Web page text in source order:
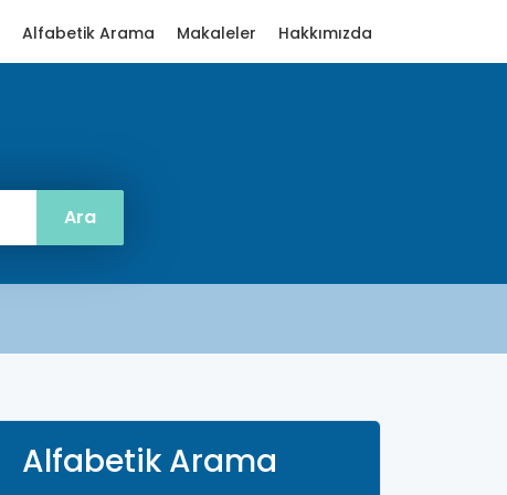
Alfabetik Arama Makaleler Hakkımızda
Alfabetik Arama